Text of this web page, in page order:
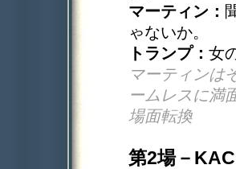
マーティン：
ゃないか。
トランプ： 女
マーティンは
ームレスに満
場面転換
第2場－